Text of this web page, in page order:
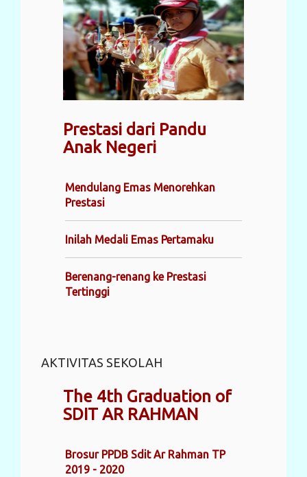
Prestasi dari Pandu
Anak Negeri
Mendulang Emas Menorehkan
Prestasi
Inilah Medali Emas Pertamaku
Berenang-renang ke Prestasi
Tertinggi
AKTIVITAS SEKOLAH
The 4th Graduation of
SDIT AR RAHMAN
Brosur PPDB Sdit Ar Rahman TP
2019 - 2020